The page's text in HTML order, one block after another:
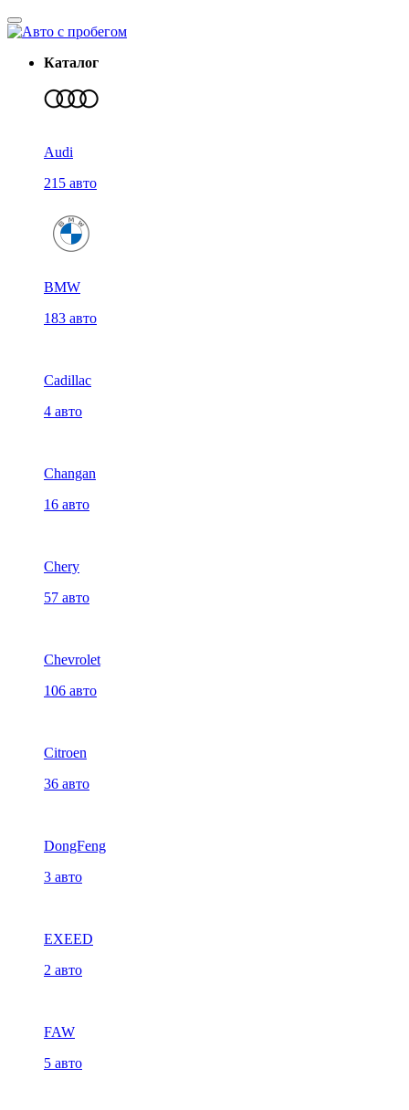
Каталог
Audi
215 авто
BMW
183 авто
Cadillac
4 авто
Changan
16 авто
Chery
57 авто
Chevrolet
106 авто
Citroen
36 авто
DongFeng
3 авто
EXEED
2 авто
FAW
5 авто